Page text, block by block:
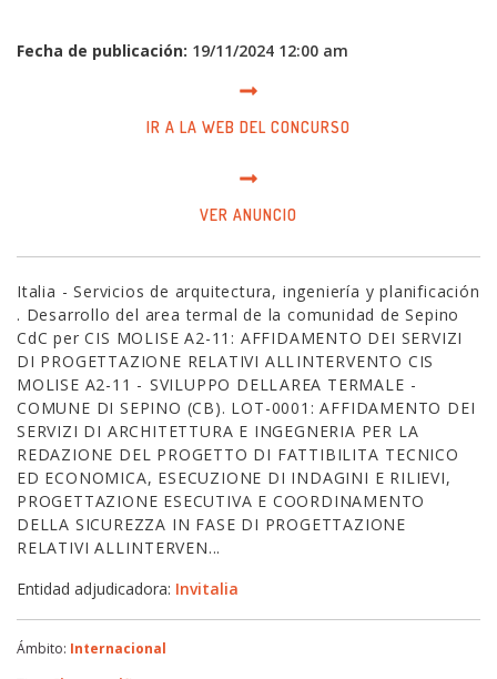
Fecha de publicación: 19/11/2024 12:00 am
IR A LA WEB DEL CONCURSO
VER ANUNCIO
Italia - Servicios de arquitectura, ingeniería y planificación
. Desarrollo del area termal de la comunidad de Sepino
CdC per CIS MOLISE A2-11: AFFIDAMENTO DEI SERVIZI
DI PROGETTAZIONE RELATIVI ALLINTERVENTO CIS
MOLISE A2-11 - SVILUPPO DELLAREA TERMALE -
COMUNE DI SEPINO (CB). LOT-0001: AFFIDAMENTO DEI
SERVIZI DI ARCHITETTURA E INGEGNERIA PER LA
REDAZIONE DEL PROGETTO DI FATTIBILITA TECNICO
ED ECONOMICA, ESECUZIONE DI INDAGINI E RILIEVI,
PROGETTAZIONE ESECUTIVA E COORDINAMENTO
DELLA SICUREZZA IN FASE DI PROGETTAZIONE
RELATIVI ALLINTERVEN...
Entidad adjudicadora: Invitalia
Ámbito: Internacional